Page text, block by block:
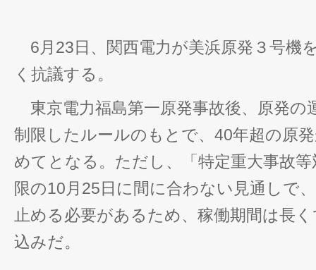
6月23日、関西電力が美浜原発３号機
く抗議する。
東京電力福島第一原発事故後、原発の
制限したルールのもとで、40年超の原
めてとなる。ただし、「特定重大事故
限の10月25日に間に合わない見通しで
止める必要があるため、稼働期間は長
込みだ。